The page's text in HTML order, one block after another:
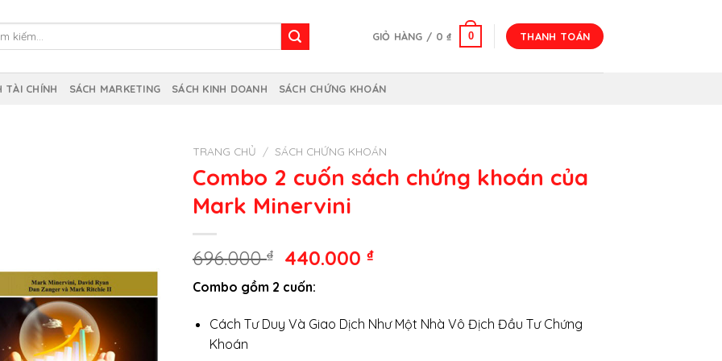
GIỎ HÀNG / 0₫ 0 THANH TOÁN
TÀI CHÍNH SÁCH MARKETING SÁCH KINH DOANH SÁCH CHỨNG KHOÁN
TRANG CHỦ / SÁCH CHỨNG KHOÁN
Combo 2 cuốn sách chứng khoán của
Mark Minervini
696.000₫
Giá
gốc
là:
696.000 ₫.
440.000₫Giá
là:
440.000 ₫.
Combo gồm 2 cuốn:
Cách Tư Duy Và Giao Dịch Như Một Nhà Vô Địch Đầu Tư Chứng
Khoán